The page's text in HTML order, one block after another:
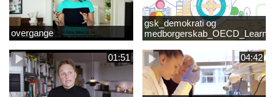
overgange
gsk_demokrati og
Compass 2030
01:51
04:42